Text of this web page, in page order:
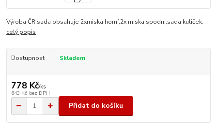
Výroba ČR,sada obsahuje 2xmiska horní,2x miska spodni,sada kuliček.
celý popis
Dostupnost Skladem
778 Kč/ks
643 Kč bez DPH
Přidat do košíku